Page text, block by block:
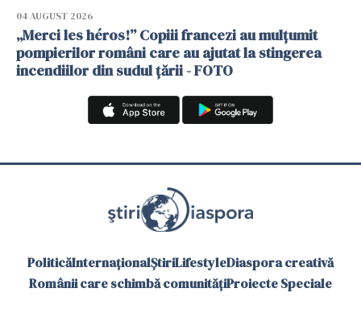
04 AUGUST 2026
„Merci les héros!” Copiii francezi au mulțumit
pompierilor români care au ajutat la stingerea
incendiilor din sudul țării - FOTO
PoliticăInternaționalȘtiriLifestyleDiaspora creativă
Românii care schimbă comunitățiProiecte Speciale